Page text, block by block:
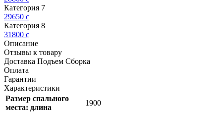
Категория 7
29650 c
Категория 8
31800 c
Описание
Отзывы к товару
Доставка Подъем Сборка
Оплата
Гарантии
Характеристики
Размер спального
места: длина
1900